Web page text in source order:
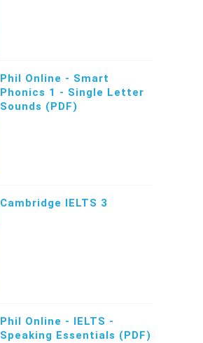
Phil Online - Smart
Phonics 1 - Single Letter
Sounds (PDF)
Cambridge IELTS 3
Phil Online - IELTS -
Speaking Essentials (PDF)